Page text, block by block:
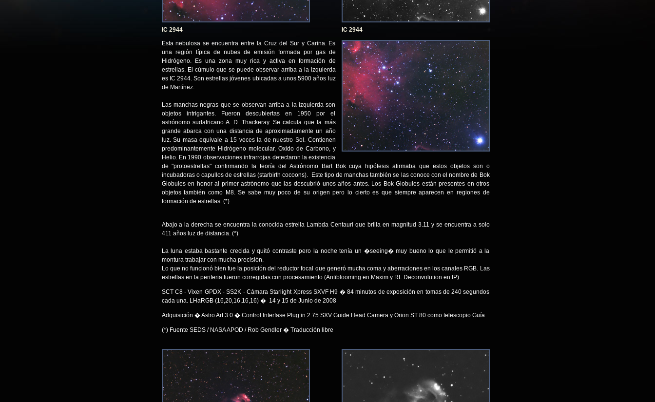
IC 2944
IC 2944
Esta nebulosa se encuentra entre la Cruz del Sur y Carina. Es
una región típica de nubes de emisión formada por gas de
Hidrógeno. Es una zona muy rica y activa en formación de
estrellas. El cúmulo que se puede observar arriba a la izquierda
es IC 2944. Son estrellas jóvenes ubicadas a unos 5900 años luz
de Martínez.
Las manchas negras que se observan arriba a la izquierda son
objetos intrigantes. Fueron descubiertas en 1950 por el
astrónomo sudafricano A. D. Thackeray. Se calcula que la más
grande abarca con una distancia de aproximadamente un año
luz. Su masa equivale a 15 veces la de nuestro Sol. Contienen
predominantemente Hidrógeno molecular, Oxido de Carbono, y
Helio. En 1990 observaciones infrarrojas detectaron la existencia
de "protoestrellas" confirmando la teoría del Astrónomo Bart Bok cuya hipótesis afirmaba que estos objetos son o
incubadoras o capullos de estrellas (starbirth cocoons). Este tipo de manchas también se las conoce con el nombre de Bok
Globules en honor al primer astrónomo que las descubrió unos años antes. Los Bok Globules están presentes en otros
objetos también como M8. Se sabe muy poco de su origen pero lo cierto es que siempre aparecen en regiones de
formación de estrellas. (*)
Abajo a la derecha se encuentra la conocida estrella Lambda Centauri que brilla en magnitud 3.11 y se encuentra a solo
411 años luz de distancia. (*)
La luna estaba bastante crecida y quitó contraste pero la noche tenía un �seeing� muy bueno lo que le permitió a la
montura trabajar con mucha precisión.
Lo que no funcionó bien fue la posición del reductor focal que generó mucha coma y aberraciones en los canales RGB. Las
estrellas en la periferia fueron corregidas con procesamiento (Antiblooming en Maxim y RL Deconvolution en IP)
SCT C8 - Vixen GPDX - SS2K - Cámara Starlight Xpress SXVF H9 � 84 minutos de exposición en tomas de 240 segundos
cada una. LHaRGB (16,20,16,16,16) � 14 y 15 de Junio de 2008
Adquisición � Astro Art 3.0 � Control Interfase Plug in 2.75 SXV Guide Head Camera y Orion ST 80 como telescopio Guía
(*) Fuente SEDS / NASA APOD / Rob Gendler � Traducción libre